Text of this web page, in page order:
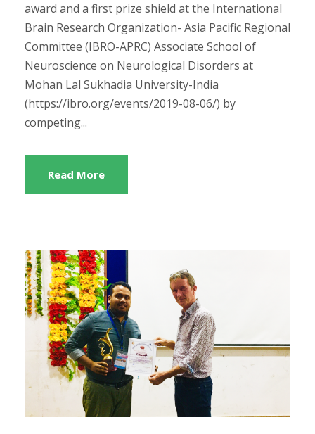
award and a first prize shield at the International
Brain Research Organization- Asia Pacific Regional
Committee (IBRO-APRC) Associate School of
Neuroscience on Neurological Disorders at
Mohan Lal Sukhadia University-India
(https://ibro.org/events/2019-08-06/) by
competing...
Read More